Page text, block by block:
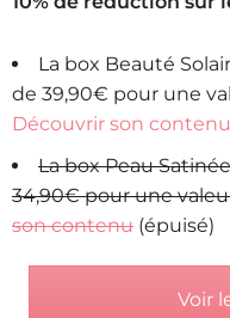
La box Beauté
de 39,90€ pour une
Découvrir son contenu
La box Peau
34,90€ pour une
son contenu (épuisé)
Voir